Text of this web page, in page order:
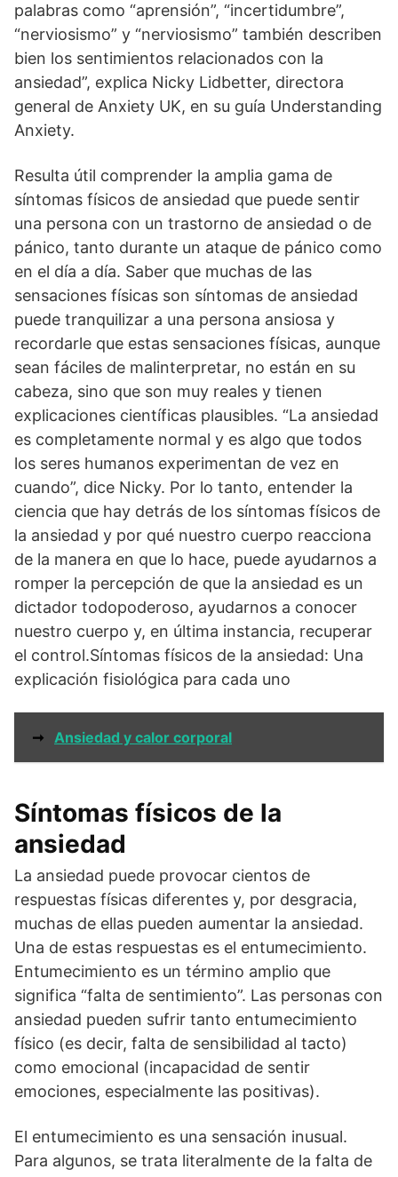
palabras como “aprensión”, “incertidumbre”,
“nerviosismo” y “nerviosismo” también describen
bien los sentimientos relacionados con la
ansiedad”, explica Nicky Lidbetter, directora
general de Anxiety UK, en su guía Understanding
Anxiety.
Resulta útil comprender la amplia gama de
síntomas físicos de ansiedad que puede sentir
una persona con un trastorno de ansiedad o de
pánico, tanto durante un ataque de pánico como
en el día a día. Saber que muchas de las
sensaciones físicas son síntomas de ansiedad
puede tranquilizar a una persona ansiosa y
recordarle que estas sensaciones físicas, aunque
sean fáciles de malinterpretar, no están en su
cabeza, sino que son muy reales y tienen
explicaciones científicas plausibles. “La ansiedad
es completamente normal y es algo que todos
los seres humanos experimentan de vez en
cuando”, dice Nicky. Por lo tanto, entender la
ciencia que hay detrás de los síntomas físicos de
la ansiedad y por qué nuestro cuerpo reacciona
de la manera en que lo hace, puede ayudarnos a
romper la percepción de que la ansiedad es un
dictador todopoderoso, ayudarnos a conocer
nuestro cuerpo y, en última instancia, recuperar
el control.Síntomas físicos de la ansiedad: Una
explicación fisiológica para cada uno
➞ Ansiedad y calor corporal
Síntomas físicos de la
ansiedad
La ansiedad puede provocar cientos de
respuestas físicas diferentes y, por desgracia,
muchas de ellas pueden aumentar la ansiedad.
Una de estas respuestas es el entumecimiento.
Entumecimiento es un término amplio que
significa “falta de sentimiento”. Las personas con
ansiedad pueden sufrir tanto entumecimiento
físico (es decir, falta de sensibilidad al tacto)
como emocional (incapacidad de sentir
emociones, especialmente las positivas).
El entumecimiento es una sensación inusual.
Para algunos, se trata literalmente de la falta de